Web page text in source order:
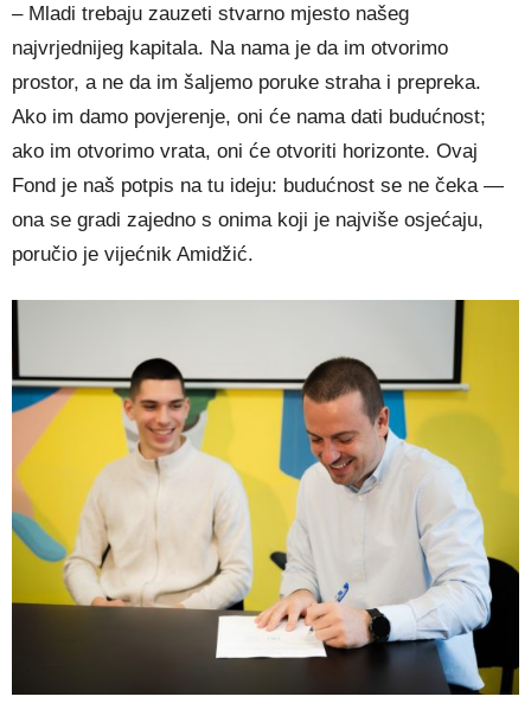
– Mladi trebaju zauzeti stvarno mjesto našeg
najvrjednijeg kapitala. Na nama je da im otvorimo
prostor, a ne da im šaljemo poruke straha i prepreka.
Ako im damo povjerenje, oni će nama dati budućnost;
ako im otvorimo vrata, oni će otvoriti horizonte. Ovaj
Fond je naš potpis na tu ideju: budućnost se ne čeka —
ona se gradi zajedno s onima koji je najviše osjećaju,
poručio je vijećnik Amidžić.